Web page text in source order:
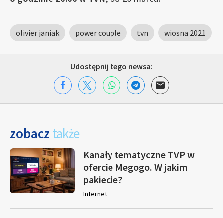
olivier janiak power couple tvn wiosna 2021
Udostępnij tego newsa:
zobacz także
Kanały tematyczne TVP w
ofercie Megogo. W jakim
pakiecie?
Internet